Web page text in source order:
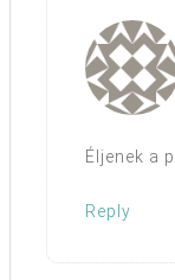
Éljenek a
Reply